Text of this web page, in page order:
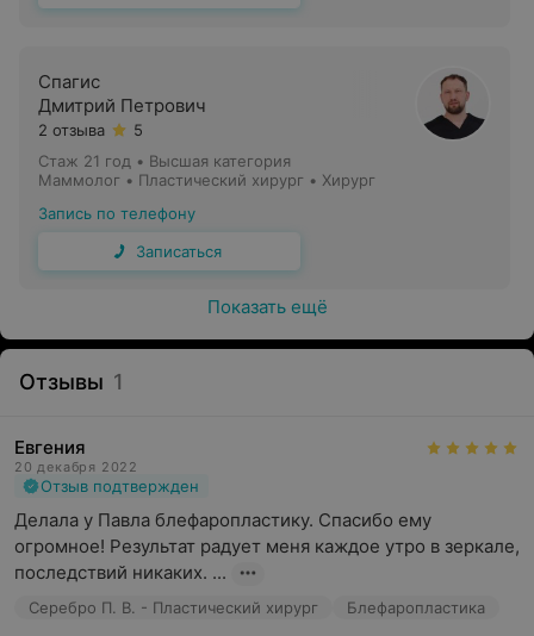
Спагис
Дмитрий Петрович
2 отзыва
5
Стаж 21 год • Высшая категория
Маммолог • Пластический хирург • Хирург
Запись по телефону
Записаться
Показать ещё
Отзывы 1
Евгения
20 декабря 2022
Отзыв подтвержден
Делала у Павла блефаропластику. Спасибо ему
огромное! Результат радует меня каждое утро в зеркале,
последствий никаких. ...
Серебро П. В. - Пластический хирург Блефаропластика